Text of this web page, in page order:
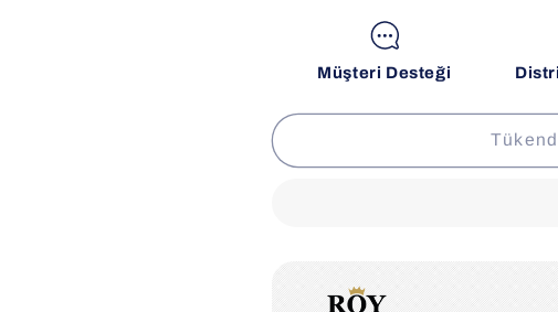
Müşteri Desteği